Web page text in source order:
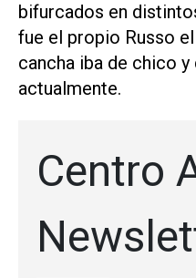
bifurcados en
fue el propio Russo
cancha iba de chico
actualmente.